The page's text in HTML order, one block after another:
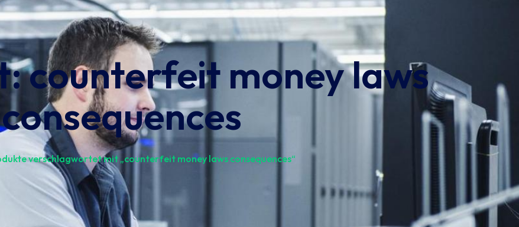
counterfeit money laws
consequences
verschlagwortet mit „counterfeit money laws consequences“